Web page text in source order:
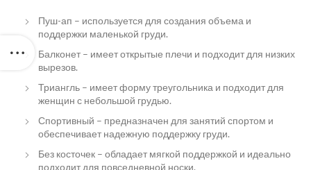
Пуш-ап – используется для создания объема и
поддержки маленькой груди.
Балконет – имеет открытые плечи и подходит для низких
вырезов.
Триангль – имеет форму треугольника и подходит для
женщин с небольшой грудью.
Спортивный – предназначен для занятий спортом и
обеспечивает надежную поддержку груди.
Без косточек – обладает мягкой поддержкой и идеально
подходит для повседневной носки.